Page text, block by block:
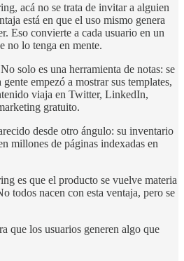
acá no se trata de invitar a alguien
está en que el uso mismo genera
Eso convierte a cada usuario en un
no lo tenga en mente.
solo es una herramienta de notas: se
empezó a mostrar sus templates,
viaja en Twitter, LinkedIn,
gratuito.
desde otro ángulo: su inventario
millones de páginas indexadas en
es que el producto se vuelve materia
todos nacen con esta ventaja, pero se
que los usuarios generen algo que